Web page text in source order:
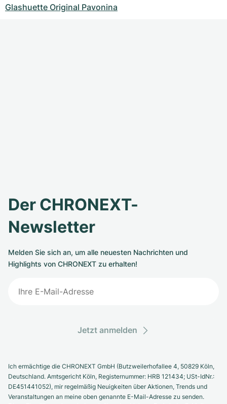
Glashuette Original Pavonina
Der CHRONEXT-
Newsletter
Melden Sie sich an, um alle neuesten Nachrichten und
Highlights von CHRONEXT zu erhalten!
Jetzt anmelden
Ich ermächtige die CHRONEXT GmbH (Butzweilerhofallee 4, 50829 Köln,
Deutschland. Amtsgericht Köln, Registernummer: HRB 121434; USt-IdNr.:
DE451441052), mir regelmäßig Neuigkeiten über Aktionen, Trends und
Veranstaltungen an meine oben genannte E-Mail-Adresse zu senden.